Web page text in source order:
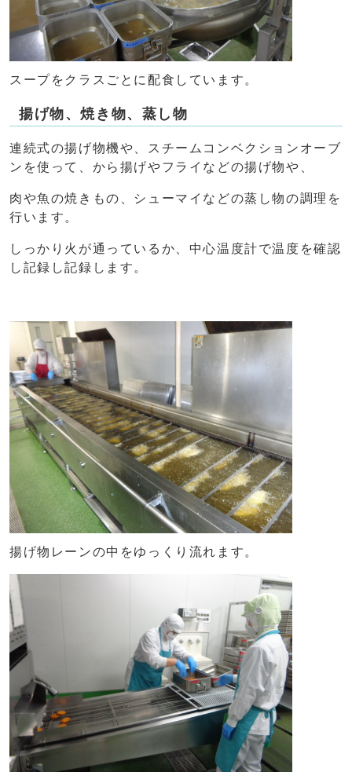
スープをクラスごとに配食しています。
揚げ物、焼き物、蒸し物
連続式の揚げ物機や、スチームコンベクションオーブ
ンを使って、から揚げやフライなどの揚げ物や、
肉や魚の焼きもの、シューマイなどの蒸し物の調理を
行います。
しっかり火が通っているか、中心温度計で温度を確認
し記録し記録します。
揚げ物レーンの中をゆっくり流れます。